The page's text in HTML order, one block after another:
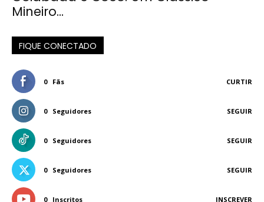
Mineiro...
FIQUE CONECTADO
0 Fãs CURTIR
0 Seguidores SEGUIR
0 Seguidores SEGUIR
0 Seguidores SEGUIR
0 Inscritos INSCREVER